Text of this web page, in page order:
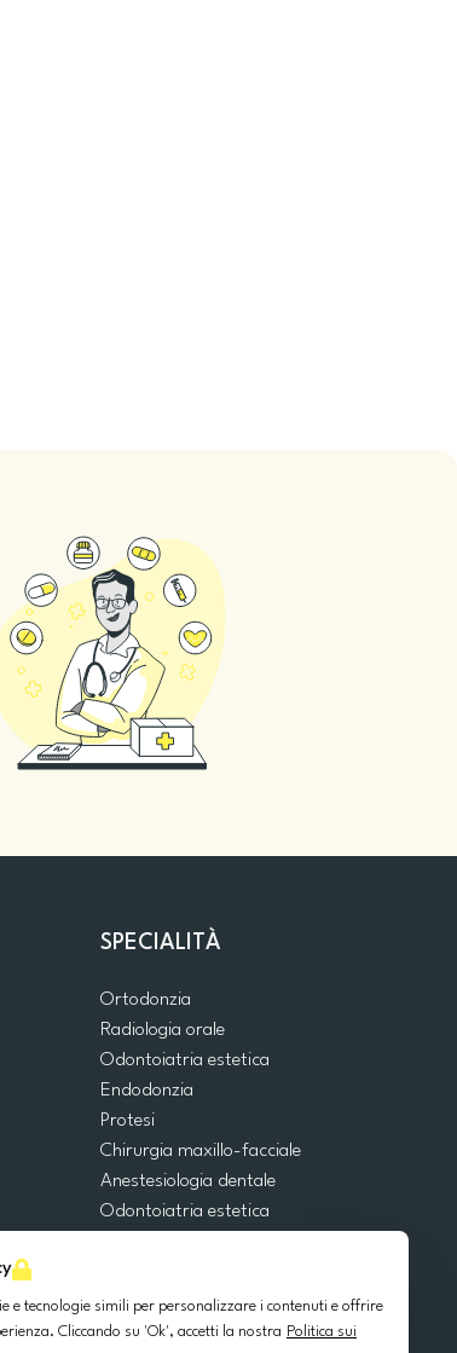
e tecnologie simili per personalizzare i contenuti e offrire
Cliccando su 'Ok', accetti la nostra Politica sui
SPECIALITÀ
Ortodonzia
Radiologia orale
Odontoiatria estetica
Endodonzia
Protesi
Chirurgia maxillo-facciale
Anestesiologia dentale
Odontoiatria estetica
Odontoiatria pediatrica
Chirurgia orale